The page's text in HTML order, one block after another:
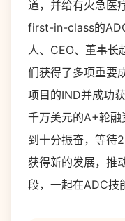
道，并给有火急医
first-in-class的
人、CEO、董事长
们获得了多项重要
项目的IND并成功
千万美元的A+轮
到十分振奋，等待
获得新的发展，推
段，一起在ADC技